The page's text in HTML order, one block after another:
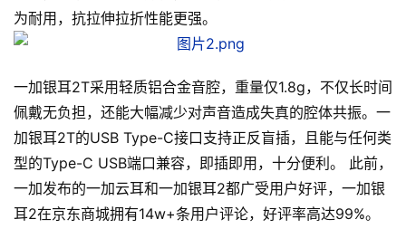
为耐用，抗拉伸拉折性能更强。
一加银耳2T采用轻质铝合金音腔，重量仅1.8g，不仅长时间
佩戴无负担，还能大幅减少对声音造成失真的腔体共振。一
加银耳2T的USB Type-C接口支持正反盲插，且能与任何类
型的Type-C USB端口兼容，即插即用，十分便利。 此前，
一加发布的一加云耳和一加银耳2都广受用户好评，一加银
耳2在京东商城拥有14w+条用户评论，好评率高达99%。